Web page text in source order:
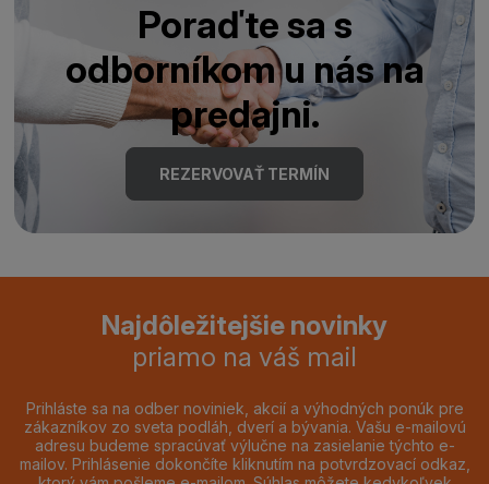
Poraďte sa s
odborníkom u nás na
predajni.
REZERVOVAŤ TERMÍN
Najdôležitejšie novinky
priamo na váš mail
Prihláste sa na odber noviniek, akcií a výhodných ponúk pre
zákazníkov zo sveta podláh, dverí a bývania. Vašu e-mailovú
adresu budeme spracúvať výlučne na zasielanie týchto e-
mailov. Prihlásenie dokončíte kliknutím na potvrdzovací odkaz,